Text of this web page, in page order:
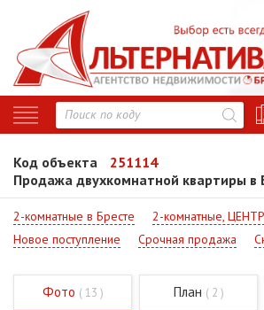
Код объекта
251114
Продажа двухкомнатной квартиры в
2-комнатные в Бресте 2-комнатные, ЦЕНТР
Новое поступление
Срочная продажа
Фото ( 13 ) План ( 2 )